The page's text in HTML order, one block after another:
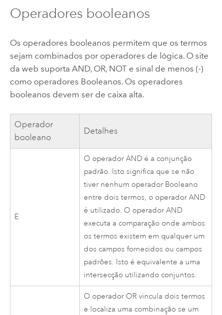
Operadores booleanos
Os operadores booleanos permitem que os termos
sejam combinados por operadores de lógica. O site
da web suporta AND, OR, NOT e sinal de menos (-)
como operadores Booleanos. Os operadores
booleanos devem ser de caixa alta.
Operador
booleano
Detalhes
E
O operador AND é a conjunção
padrão. Isto significa que se não
tiver nenhum operador Booleano
entre dois termos, o operador AND
é utilizado. O operador AND
executa a comparação onde ambos
os termos existem em qualquer um
dos campos fornecidos ou campos
padrões. Isto é equivalente a uma
intersecção utilizando conjuntos.
O operador OR vincula dois termos
e localiza uma combinação se um